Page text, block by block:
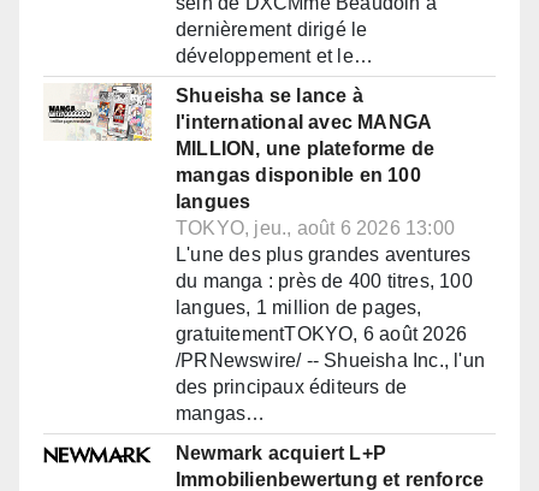
dernièrement dirigé le
développement et le…
Shueisha se lance à
l'international avec MANGA
MILLION, une plateforme de
mangas disponible en 100
langues
TOKYO, jeu., août 6 2026 13:00
L'une des plus grandes aventures
du manga : près de 400 titres, 100
langues, 1 million de pages,
gratuitementTOKYO, 6 août 2026
/PRNewswire/ -- Shueisha Inc., l'un
des principaux éditeurs de
mangas…
Newmark acquiert L+P
Immobilienbewertung et renforce